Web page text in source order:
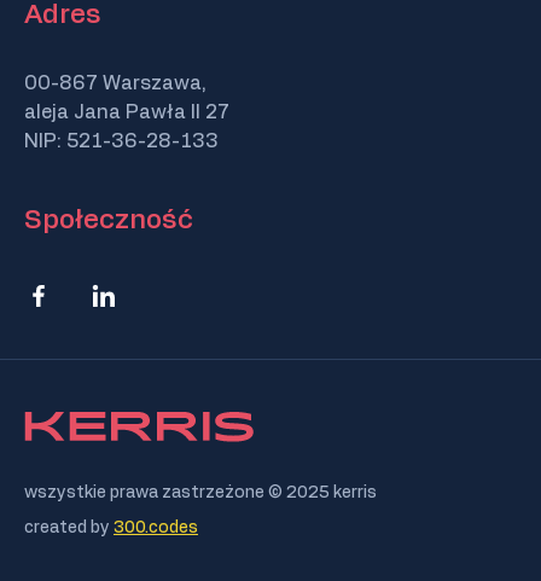
Adres
00-867 Warszawa,
aleja Jana Pawła II 27
NIP: 521-36-28-133
Społeczność
wszystkie prawa zastrzeżone © 2025 kerris
created by 300.codes